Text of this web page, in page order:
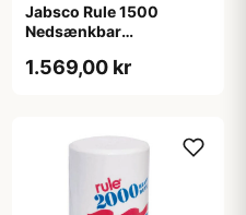
Jabsco Rule 1500
Nedsænkbar
1.569,00 kr